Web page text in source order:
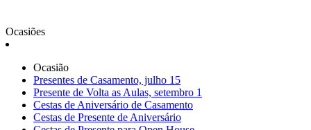
Ocasiões
Ocasião
Presentes de Casamento, julho 15
Presente de Volta as Aulas, setembro 1
Cestas de Aniversário de Casamento
Cestas de Presente de Aniversário